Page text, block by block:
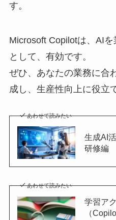
す。
Microsoft Copilotは、AI
として、有効です。
ぜひ、あなたの業務に合
成し、生産性向上に役立
あわせて読みたい
生成AI
研修編
あわせて読みたい
学習ア
（